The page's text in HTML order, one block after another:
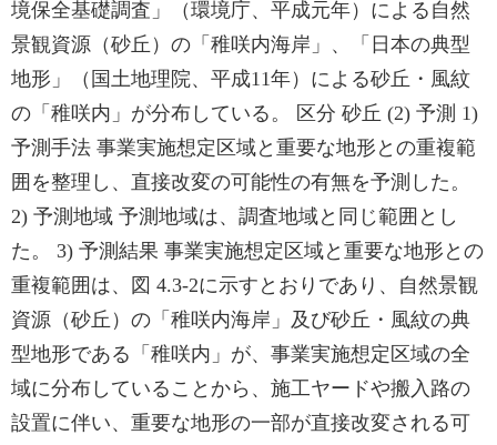
境保全基礎調査」（環境庁、平成元年）による自然
景観資源（砂丘）の「稚咲内海岸」、「日本の典型
地形」（国土地理院、平成11年）による砂丘・風紋
の「稚咲内」が分布している。 区分 砂丘 (2) 予測 1)
予測手法 事業実施想定区域と重要な地形との重複範
囲を整理し、直接改変の可能性の有無を予測した。
2) 予測地域 予測地域は、調査地域と同じ範囲とし
た。 3) 予測結果 事業実施想定区域と重要な地形との
重複範囲は、図 4.3-2に示すとおりであり、自然景観
資源（砂丘）の「稚咲内海岸」及び砂丘・風紋の典
型地形である「稚咲内」が、事業実施想定区域の全
域に分布していることから、施工ヤードや搬入路の
設置に伴い、重要な地形の一部が直接改変される可